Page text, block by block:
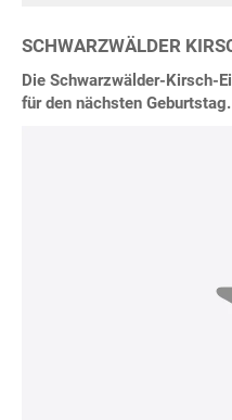
SCHWARZWÄLDER
Die Schwarzwälder-Kirsch-
für den nächsten Geburtstag.